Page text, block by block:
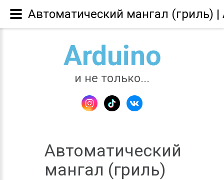
Arduino
и не только...
Автоматический
мангал (гриль)
Автоматический мангал (гриль) |